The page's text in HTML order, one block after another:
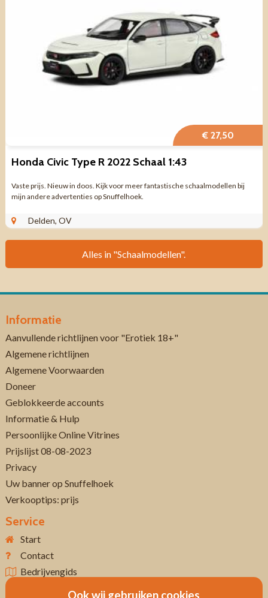
€ 27,50
Honda Civic Type R 2022 Schaal 1:43
Vaste prijs. Nieuw in doos. Kijk voor meer fantastische schaalmodellen bij
mijn andere advertenties op Snuffelhoek.
Delden, OV
Alles in "Schaalmodellen".
Informatie
Aanvullende richtlijnen voor "Erotiek 18+"
Algemene richtlijnen
Algemene Voorwaarden
Doneer
Geblokkeerde accounts
Informatie & Hulp
Persoonlijke Online Vitrines
Prijslijst 08-08-2023
Privacy
Uw banner op Snuffelhoek
Verkooptips: prijs
Service
Start
Contact
Bedrijvengids
Ook wij gebruiken cookies